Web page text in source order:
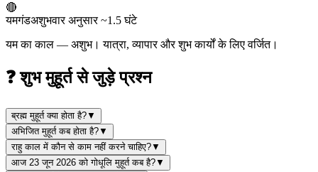
🔴
यमगंडअशुभवार अनुसार ~1.5 घंटे
यम का काल — अशुभ। यात्रा, व्यापार और शुभ कार्यों के लिए वर्जित।
❓ शुभ मुहूर्त से जुड़े प्रश्न
ब्रह्म मुहूर्त क्या होता है?▼
अभिजित मुहूर्त कब होता है?▼
राहु काल में कौन से काम नहीं करने चाहिए?▼
आज 23 जून 2026 को गोधूलि मुहूर्त कब है?▼